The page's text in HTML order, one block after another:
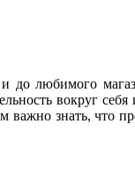
любимого
вокруг
знать, что